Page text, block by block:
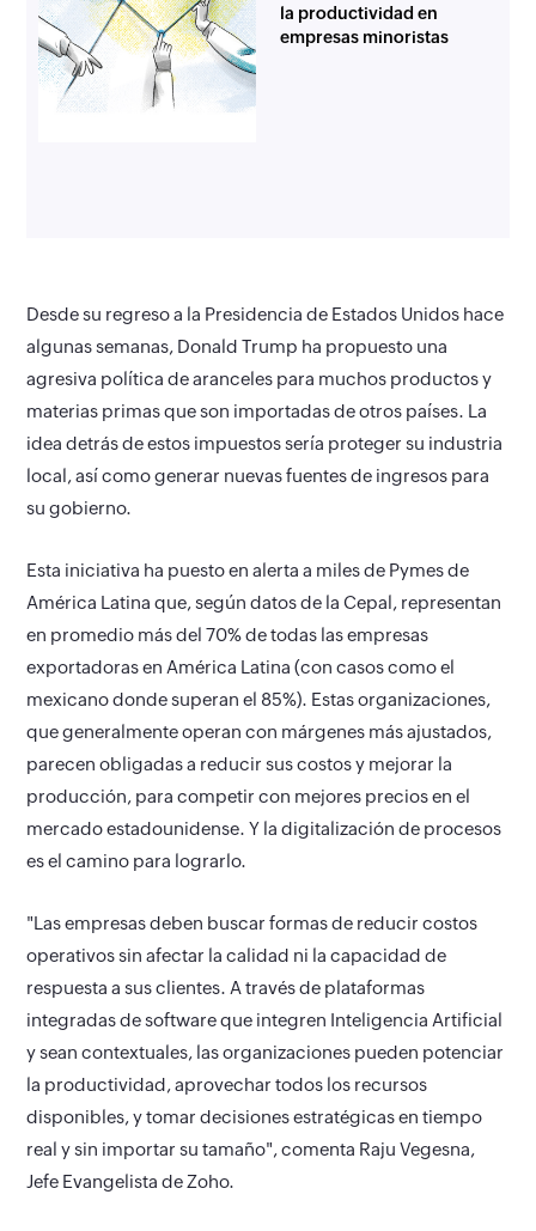
Desde su regreso a la Presidencia de Estados Unidos hace
algunas semanas, Donald Trump ha propuesto una
agresiva política de aranceles para muchos productos y
materias primas que son importadas de otros países. La
idea detrás de estos impuestos sería proteger su industria
local, así como generar nuevas fuentes de ingresos para
su gobierno.
Esta iniciativa ha puesto en alerta a miles de Pymes de
América Latina que, según datos de la Cepal, representan
en promedio más del 70% de todas las empresas
exportadoras en América Latina (con casos como el
mexicano donde superan el 85%). Estas organizaciones,
que generalmente operan con márgenes más ajustados,
parecen obligadas a reducir sus costos y mejorar la
producción, para competir con mejores precios en el
mercado estadounidense. Y la digitalización de procesos
es el camino para lograrlo.
"Las empresas deben buscar formas de reducir costos
operativos sin afectar la calidad ni la capacidad de
respuesta a sus clientes. A través de plataformas
integradas de software que integren Inteligencia Artificial
y sean contextuales, las organizaciones pueden potenciar
la productividad, aprovechar todos los recursos
disponibles, y tomar decisiones estratégicas en tiempo
real y sin importar su tamaño", comenta Raju Vegesna,
Jefe Evangelista de Zoho.
la productividad en
empresas minoristas